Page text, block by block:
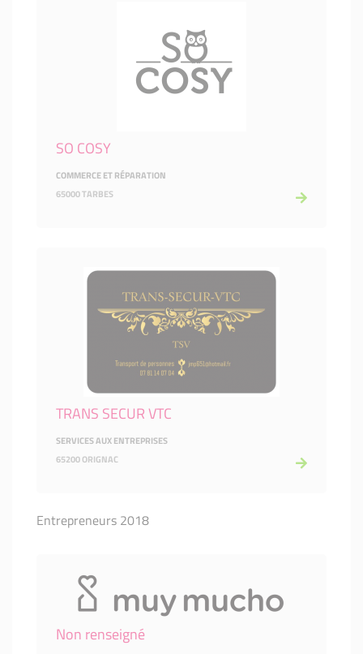
SO COSY
COMMERCE ET RÉPARATION
65000 TARBES
TRANS SECUR VTC
SERVICES AUX ENTREPRISES
65200 ORIGNAC
Entrepreneurs 2018
Non renseigné